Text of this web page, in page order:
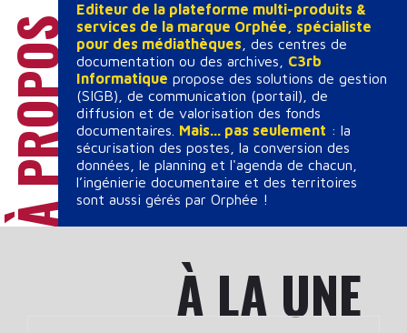
Editeur de la plateforme multi-produits &
services de la marque Orphée, spécialiste
pour des médiathèques , des centres de
documentation ou des archives, C3rb
Informatique propose des solutions de gestion
(SIGB), de communication (portail), de
diffusion et de valorisation des fonds
documentaires. Mais... pas seulement : la
sécurisation des postes, la conversion des
données, le planning et l'agenda de chacun,
l’ingénierie documentaire et des territoires
sont aussi gérés par Orphée !
À LA UNE